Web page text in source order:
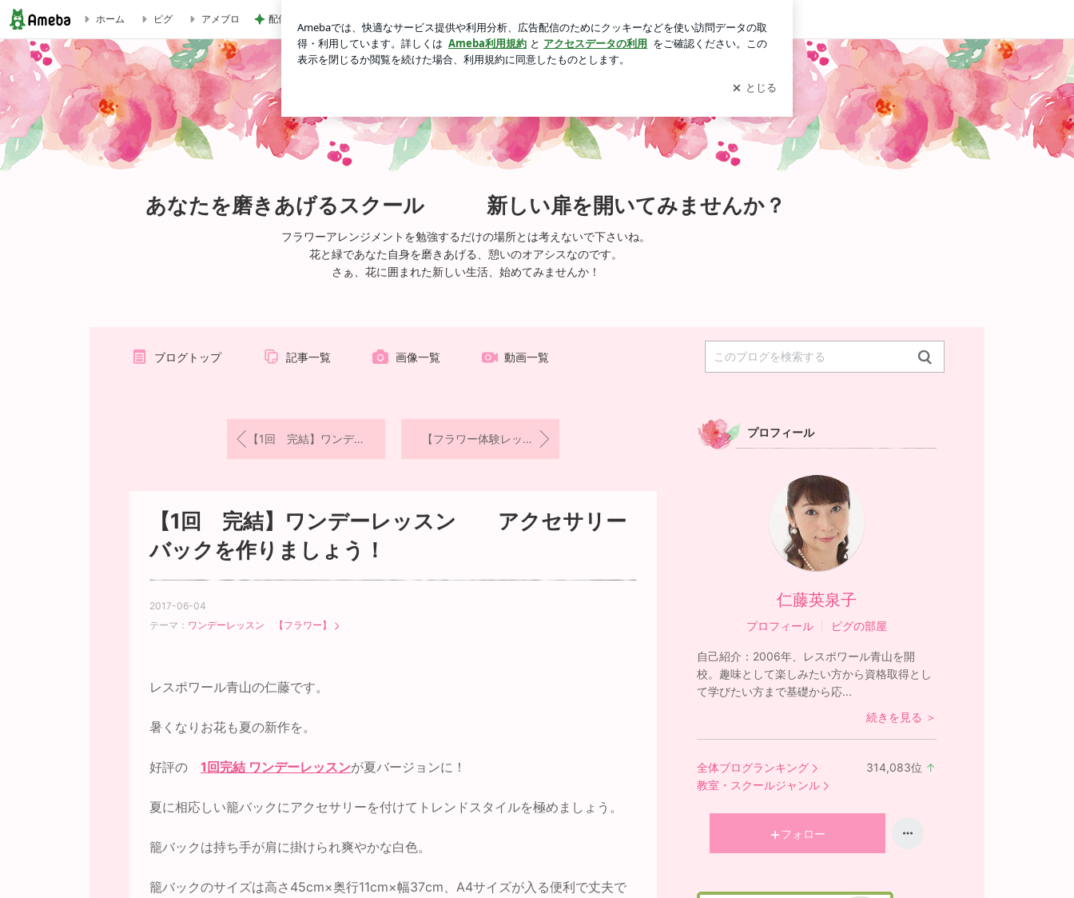
【1回 完結】ワンデーレッスン アクセサリーバックを作りましょう！ | あなたを磨きあげるスクール 新しい扉を開いてみませんか？
ホーム ピグ アメブロ 配偶者なし仕事なしで困惑された私 ログイン
あなたを磨きあげるスクール 新しい扉を開いてみませんか？
フラワーアレンジメントを勉強するだけの場所とは考えないで下さいね。
花と緑であなた自身を磨きあげる、憩いのオアシスなのです。
さぁ、花に囲まれた新しい生活、始めてみませんか！
ブログトップ 記事一覧 画像一覧 動画一覧
【1回 完結】ワンデーレッスン すずらんリースを作りましょう！ 【フラワー体験レッスン】6月より新作の体験レッスンを開催します。
【1回 完結】ワンデーレッスン アクセサリー
バックを作りましょう！
2017-06-04
テーマ： ワンデーレッスン 【フラワー】
レスポワール青山の仁藤です。
暑くなりお花も夏の新作を。
好評の 1回完結 ワンデーレッスンが夏バージョンに！
夏に相応しい籠バックにアクセサリーを付けてトレンドスタイルを極めましょう。
籠バックは持ち手が肩に掛けられ爽やかな白色。
籠バックのサイズは高さ45cm×奥行11cm×幅37cm、A4サイズが入る便利で丈夫で
プロフィール
仁藤英泉子
プロフィール ピグの部屋
自己紹介： 2006年、レスポワール青山を開
校。趣味として楽しみたい方から資格取得とし
て学びたい方まで基礎から応...
続きを見る ＞
全体ブログランキング 314,083位 ↑
教室・スクールジャンル
フォロー